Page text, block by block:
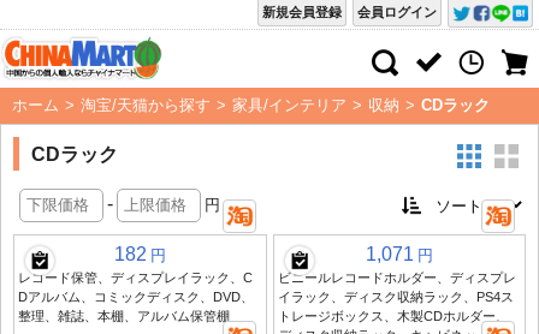
会員ログイン
新規会員登録
ホーム > 淘宝/天猫から探す > 家具/インテリア > 収納 > CDラック
CDラック
- 円
182 円
レコード保管、ディスプレイラック、C
Dアルバム、コミックディスク、DVD、
整理、雑誌、本棚、アルバム保管棚
1,071 円
ビニールレコードホルダー、ディスプレ
イラック、ディスク収納ラック、PS4ス
トレージボックス、木製CDホルダー、